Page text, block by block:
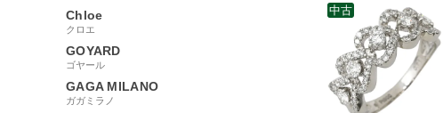
Chloe
クロエ
GOYARD
ゴヤール
GAGA MILANO
ガガミラノ
中古